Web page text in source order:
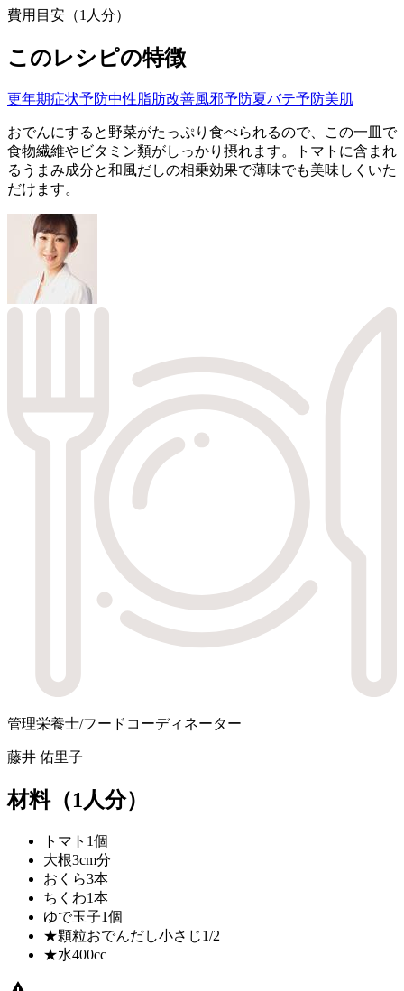
費用目安（1人分）
このレシピの特徴
更年期症状予防中性脂肪改善風邪予防夏バテ予防美肌
おでんにすると野菜がたっぷり食べられるので、この一皿で
食物繊維やビタミン類がしっかり摂れます。トマトに含まれ
るうまみ成分と和風だしの相乗効果で薄味でも美味しくいた
だけます。
管理栄養士/フードコーディネーター
藤井 佑里子
材料（1人分）
トマト 1個
大根3cm分
おくら3本
ちくわ1本
ゆで玉子1個
★顆粒おでんだし小さじ1/2
★水400cc